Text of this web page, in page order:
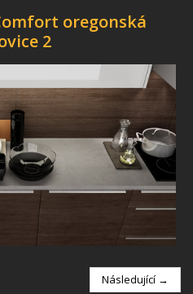
oregonská
2
Následující →